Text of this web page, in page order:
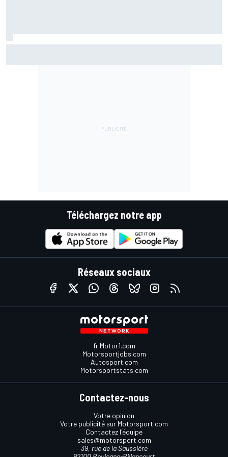
Téléchargez notre app
Réseaux sociaux
fr.Motor1.com
Motorsportjobs.com
Autosport.com
Motorsportstats.com
Contactez-nous
Votre opinion
Votre publicité sur Motorsport.com
Contactez l'équipe
sales@motorsport.com
39, rue de la Saussière